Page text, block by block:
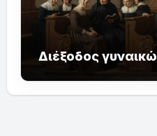
Διέξοδος